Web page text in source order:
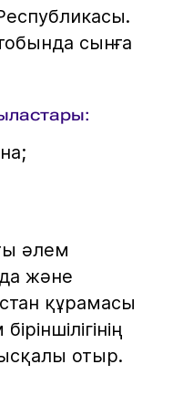
сынға
әлем
және
құрамасы
отыр.